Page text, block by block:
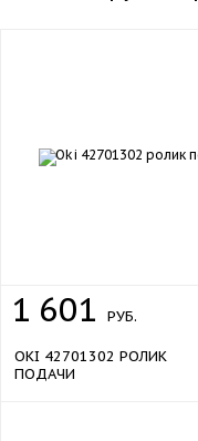
1 601 РУБ.
OKI 42701302 РОЛИК
ПОДАЧИ